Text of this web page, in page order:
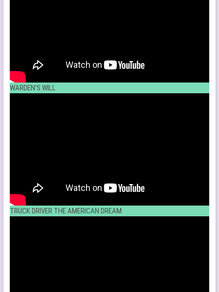
WARDEN’S WILL
TRUCK DRIVER THE AMERICAN DREAM